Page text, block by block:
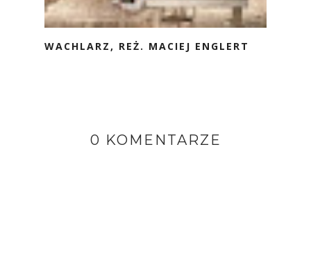
WACHLARZ, REŻ. MACIEJ ENGLERT
0 KOMENTARZE